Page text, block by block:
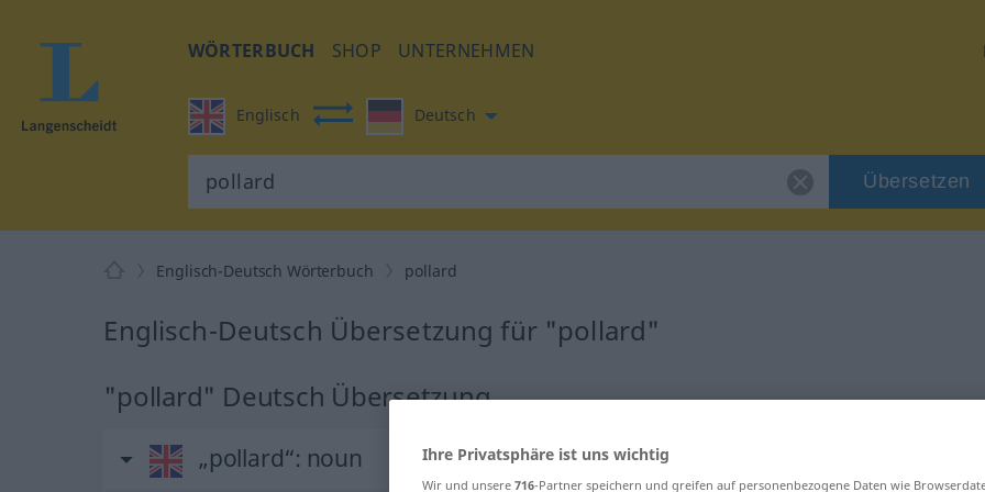
WÖRTERBUCH SHOP UNTERNEHMEN
Englisch Deutsch
Übersetzen
Englisch-Deutsch Wörterbuch pollard
Englisch-Deutsch Übersetzung für "pollard"
"pollard" Deutsch Übersetzung
„pollard“: noun Ihre Privatsphäre ist uns wichtig
Wir und unsere 716-Partner speichern und greifen auf personenbezogene Daten wie